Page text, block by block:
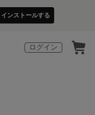
インストールする
ログイン